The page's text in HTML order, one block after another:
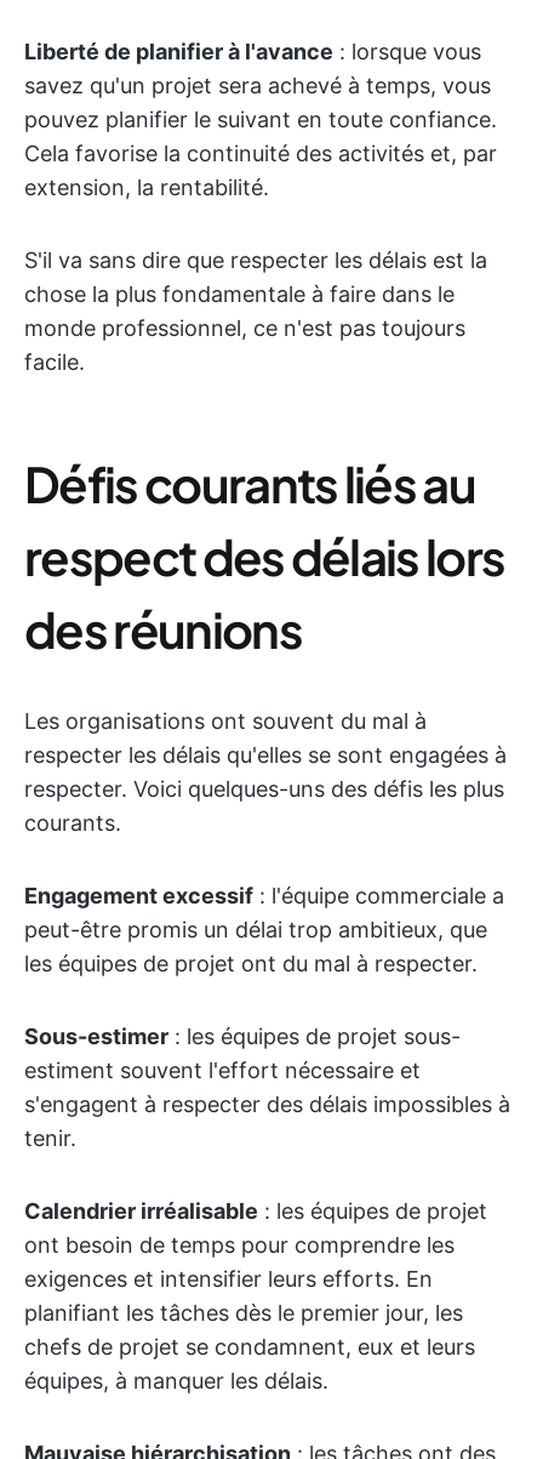
Liberté de planifier à l'avance : lorsque vous
savez qu'un projet sera achevé à temps, vous
pouvez planifier le suivant en toute confiance.
Cela favorise la continuité des activités et, par
extension, la rentabilité.
S'il va sans dire que respecter les délais est la
chose la plus fondamentale à faire dans le
monde professionnel, ce n'est pas toujours
facile.
Défis courants liés au
respect des délais lors
des réunions
Les organisations ont souvent du mal à
respecter les délais qu'elles se sont engagées à
respecter. Voici quelques-uns des défis les plus
courants.
Engagement excessif : l'équipe commerciale a
peut-être promis un délai trop ambitieux, que
les équipes de projet ont du mal à respecter.
Sous-estimer : les équipes de projet sous-
estiment souvent l'effort nécessaire et
s'engagent à respecter des délais impossibles à
tenir.
Calendrier irréalisable : les équipes de projet
ont besoin de temps pour comprendre les
exigences et intensifier leurs efforts. En
planifiant les tâches dès le premier jour, les
chefs de projet se condamnent, eux et leurs
équipes, à manquer les délais.
Mauvaise hiérarchisation : les tâches ont des